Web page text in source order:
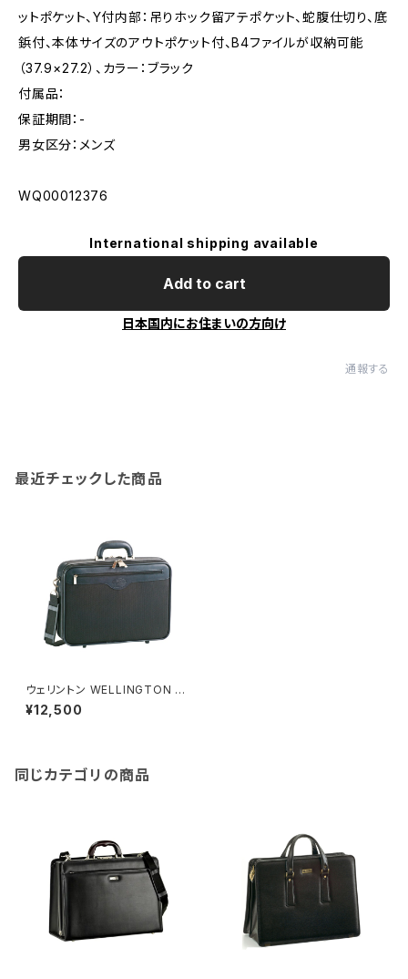
ットポケット、Y付内部：吊りホック留アテポケット、蛇腹仕切り、底
鋲付、本体サイズのアウトポケット付、B4ファイルが収納可能
（37.9×27.2）、カラー：ブラック
付属品：
保証期間：-
男女区分：メンズ
WQ00012376
International shipping available
Add to cart
日本国内にお住まいの方向け
通報する
最近チェックした商品
ウェリントン WELLINGTON ソ
フトアタッシュケース メンズ 212
20 ブラック ブラック
¥12,500
同じカテゴリの商品